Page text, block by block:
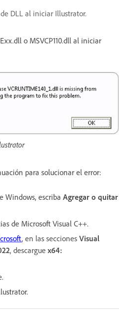
DLL al iniciar Illustrator.
o MSVCP110.dll al iniciar
para solucionar el error:
Windows, escriba Agregar o quitar
de Microsoft Visual C++.
, en las secciones Visual
, descargue x64: